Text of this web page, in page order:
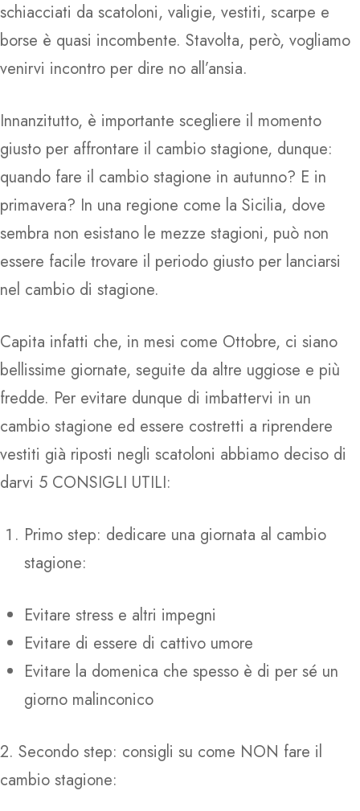
schiacciati da scatoloni, valigie, vestiti, scarpe e
borse è quasi incombente. Stavolta, però, vogliamo
venirvi incontro per dire no all’ansia.
Innanzitutto, è importante scegliere il momento
giusto per affrontare il cambio stagione, dunque:
quando fare il cambio stagione in autunno? E in
primavera? In una regione come la Sicilia, dove
sembra non esistano le mezze stagioni, può non
essere facile trovare il periodo giusto per lanciarsi
nel cambio di stagione.
Capita infatti che, in mesi come Ottobre, ci siano
bellissime giornate, seguite da altre uggiose e più
fredde. Per evitare dunque di imbattervi in un
cambio stagione ed essere costretti a riprendere
vestiti già riposti negli scatoloni abbiamo deciso di
darvi 5 CONSIGLI UTILI:
Primo step: dedicare una giornata al cambio
stagione:
Evitare stress e altri impegni
Evitare di essere di cattivo umore
Evitare la domenica che spesso è di per sé un
giorno malinconico
2. Secondo step: consigli su come NON fare il
cambio stagione: